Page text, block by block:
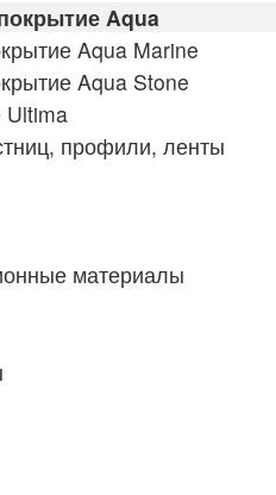
Aqua
Aqua Marine
Aqua Stone
Ultima
профили, ленты
материалы